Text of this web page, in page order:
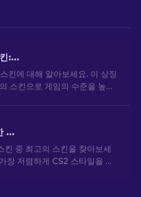
CS2 최고의 P90 스킨: 순위 [2026]
킨에 대해 알아보세요. 이 상징
스킨으로 게임의 수준을 높이
CS2에서 가장 저렴한 스킨 [2026]
킨 중 최고의 스킨을 찾아보세
장 저렴하게 CS2 스타일을 업